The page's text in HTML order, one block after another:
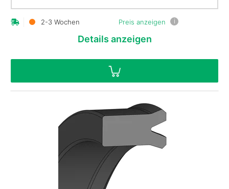
Preis anzeigen i
2-3 Wochen
Details anzeigen